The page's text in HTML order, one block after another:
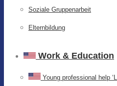
Soziale Gruppenarbeit
Elternbildung
Work & Education
Young professional help